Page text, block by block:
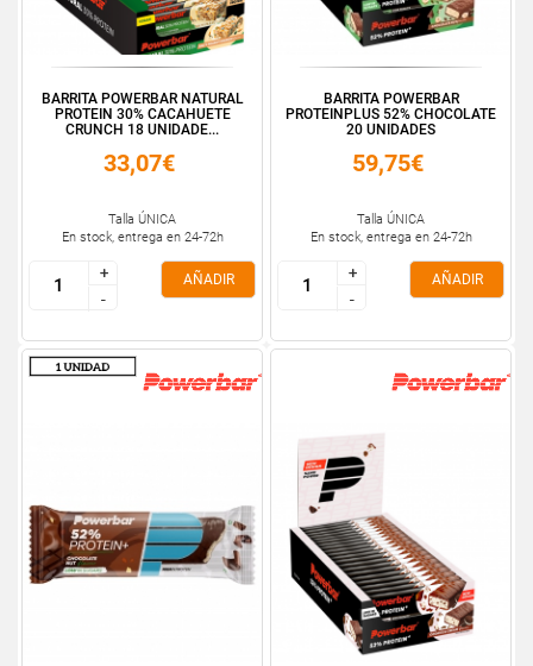
BARRITA POWERBAR NATURAL
PROTEIN 30% CACAHUETE
CRUNCH 18 UNIDADE...
33,07€
Talla ÚNICA
En stock, entrega en 24-72h
+
-
+
-
AÑADIR
BARRITA POWERBAR
PROTEINPLUS 52% CHOCOLATE
20 UNIDADES
59,75€
Talla ÚNICA
En stock, entrega en 24-72h
+
-
+
-
AÑADIR